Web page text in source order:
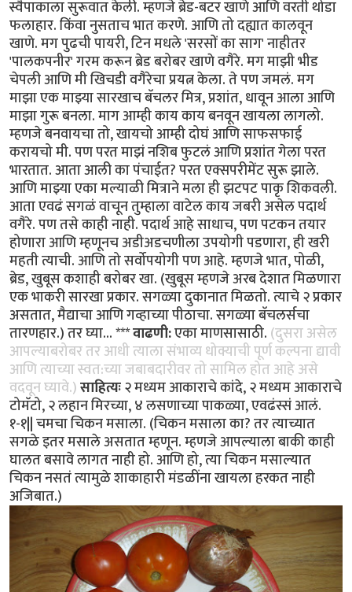
स्वैपाकाला सुरूवात केली. म्हणजे ब्रेड-बटर खाणे आणि वरती थोडा
फलाहार. किंवा नुसताच भात करणे. आणि तो दह्यात कालवून
खाणे. मग पुढची पायरी, टिन मधले 'सरसों का साग' नाहीतर
'पालकपनीर' गरम करून ब्रेड बरोबर खाणे वगैरे. मग माझी भीड
चेपली आणि मी खिचडी वगैरेचा प्रयत्न केला. ते पण जमलं. मग
माझा एक माझ्या सारखाच बॅचलर मित्र, प्रशांत, धावून आला आणि
माझा गुरू बनला. माग आम्ही काय काय बनवून खायला लागलो.
म्हणजे बनवायचा तो, खायचो आम्ही दोघं आणि साफसफाई
करायचो मी. पण परत माझं नशिब फुटलं आणि प्रशांत गेला परत
भारतात. आता आली का पंचाईत? परत एक्सपरीमेंट सुरू झाले.
आणि माझ्या एका मल्याळी मित्राने मला ही झटपट पाकृ शिकवली.
आता एवढं सगळं वाचून तुम्हाला वाटेल काय जबरी असेल पदार्थ
वगैरे. पण तसे काही नाही. पदार्थ आहे साधाच, पण पटकन तयार
होणारा आणि म्हणूनच अडीअडचणीला उपयोगी पडणारा, ही खरी
महती त्याची. आणि तो सर्वोपयोगी पण आहे. म्हणजे भात, पोळी,
ब्रेड, खुबूस कशाही बरोबर खा. (खुबूस म्हणजे अरब देशात मिळणारा
एक भाकरी सारखा प्रकार. सगळ्या दुकानात मिळतो. त्याचे २ प्रकार
असतात, मैद्याचा आणि गव्हाच्या पीठाचा. सगळ्या बॅचलर्सचा
तारणहार.) तर घ्या... ***वाढणी:एका माणसासाठी.(दुसरा असेल
आपल्याबरोबर तर आधी त्याला संभाव्य धोक्याची पूर्ण कल्पना द्यावी
आणि त्याच्या स्वत:च्या जबाबदारीवर तो सामिल होत आहे असे
वदवून घ्यावे.)साहित्यः२ मध्यम आकाराचे कांदे, २ मध्यम आकाराचे
टोमॅटो, २ लहान मिरच्या, ४ लसणाच्या पाकळ्या, एवढंस्सं आलं.
१-१|| चमचा चिकन मसाला. (चिकन मसाला का? तर त्याच्यात
सगळे इतर मसाले असतात म्हणून. म्हणजे आपल्याला बाकी काही
घालत बसावे लागत नाही हो. आणि हो, त्या चिकन मसाल्यात
चिकन नसतं त्यामुळे शाकाहारी मंडळींना खायला हरकत नाही
अजिबात.)